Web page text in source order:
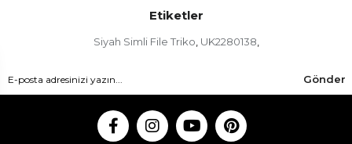
Etiketler
Siyah Simli File Triko, UK2280138,
Gönder